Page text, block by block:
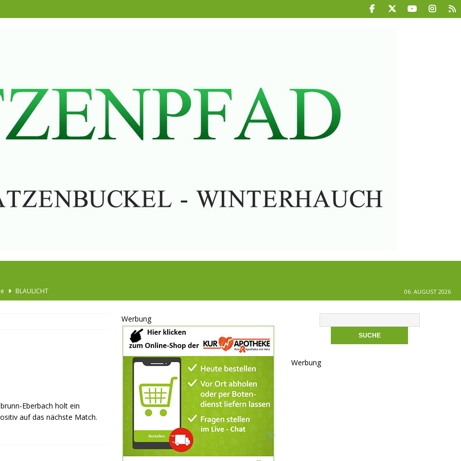
TOP
06. AUGUST 2026
Eberbach holt ein
auf das nächste Match.
Werbung
Werbung